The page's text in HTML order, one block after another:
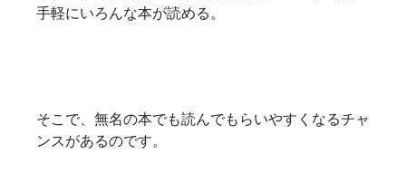
手軽にいろんな本が読める。
そこで、無名の本でも読んでもらいやすくなるチャ
ンスがあるのです。